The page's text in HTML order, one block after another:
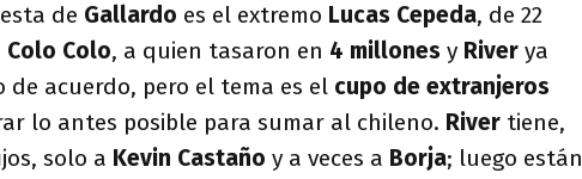
de Gallardo es el extremo Lucas Cepeda, de 22
Colo Colo, a quien tasaron en 4 millones y River ya
de acuerdo, pero el tema es el cupo de extranjeros
lo antes posible para sumar al chileno. River tiene,
solo a Kevin Castaño y a veces a Borja; luego están